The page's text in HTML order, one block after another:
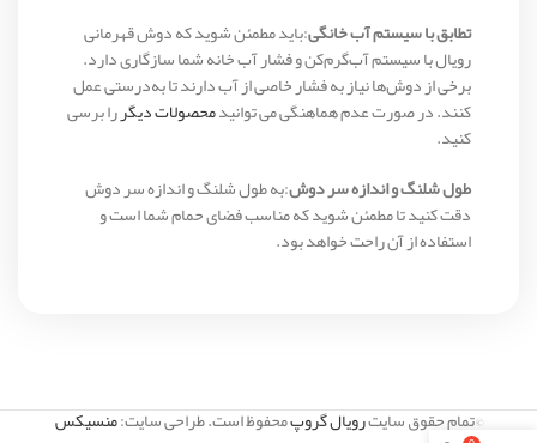
تطابق با سیستم آب خانگی:باید مطمئن شوید که دوش قهرمانی
رویال با سیستم آب‌گرم‌کن و فشار آب خانه شما سازگاری دارد.
برخی از دوش‌ها نیاز به فشار خاصی از آب دارند تا به‌درستی عمل
کنند. در صورت عدم هماهنگی می توانیدمحصولات دیگررا برسی
کنید.
طول شلنگ و اندازه سر دوش:به طول شلنگ و اندازه سر دوش
دقت کنید تا مطمئن شوید که مناسب فضای حمام شما است و
استفاده از آن راحت خواهد بود.
©تمام حقوق سایترویال گروپمحفوظ است. طراحی سایت:منسیکس